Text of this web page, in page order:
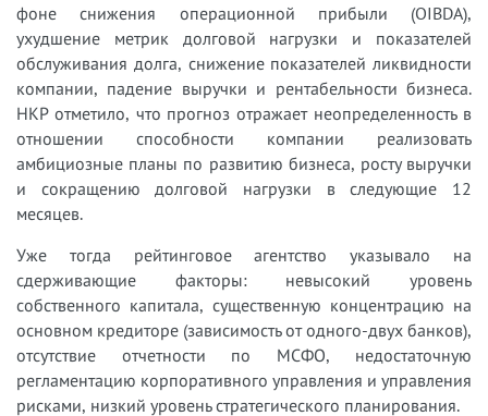
фоне снижения операционной прибыли (OIBDA),
ухудшение метрик долговой нагрузки и показателей
обслуживания долга, снижение показателей ликвидности
компании, падение выручки и рентабельности бизнеса.
НКР отметило, что прогноз отражает неопределенность в
отношении способности компании реализовать
амбициозные планы по развитию бизнеса, росту выручки
и сокращению долговой нагрузки в следующие 12
месяцев.
Уже тогда рейтинговое агентство указывало на
сдерживающие факторы: невысокий уровень
собственного капитала, существенную концентрацию на
основном кредиторе (зависимость от одного-двух банков),
отсутствие отчетности по МСФО, недостаточную
регламентацию корпоративного управления и управления
рисками, низкий уровень стратегического планирования.